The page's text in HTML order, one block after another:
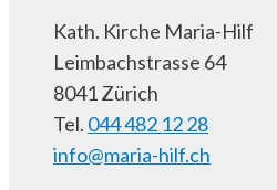
Kath. Kirche Maria-Hilf
Leimbachstrasse 64
8041 Zürich
Tel. 044 482 12 28
info@maria-hilf.ch